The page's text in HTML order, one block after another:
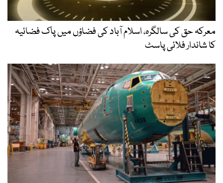
معرکہ حق کی سالگرہ، اسلام آباد کی فضاؤں میں پاک فضائیہ
کا شاندار فلائی پاسٹ